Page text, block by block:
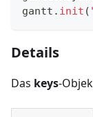
gantt . init (
Details
Das keys-